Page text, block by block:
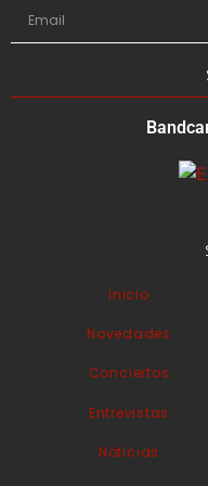
Inicio
Novedades
Conciertos
Entrevistas
Noticias